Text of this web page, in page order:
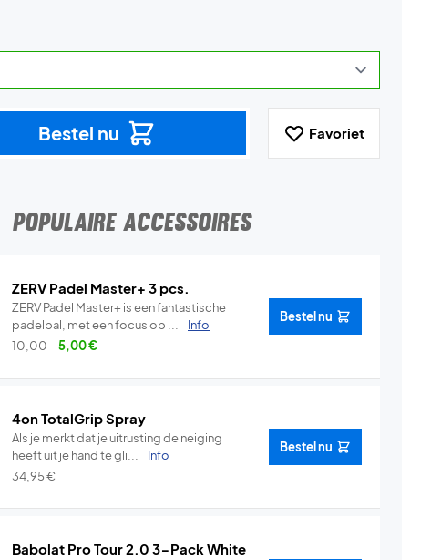
Bestel nu Favoriet
POPULAIRE ACCESSOIRES
ZERV Padel Master+ 3 pcs.
ZERV Padel Master+ is een fantastische
padelbal, met een focus op ...
Info
10,00
5,00€
Bestel nu
4on TotalGrip Spray
Als je merkt dat je uitrusting de neiging
heeft uit je hand te gli...
Info
34,95€
Bestel nu
Babolat Pro Tour 2.0 3-Pack White